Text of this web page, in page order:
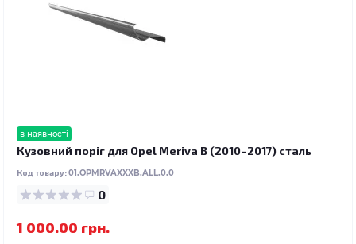
в наявності
Кузовний поріг для Opel Meriva B (2010–2017) сталь
Код товару:01.OPMRVAXXXB.ALL.0.0
0
1 000.00 грн.